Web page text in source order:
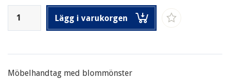
Lägg i varukorgen
Möbelhandtag med blommönster